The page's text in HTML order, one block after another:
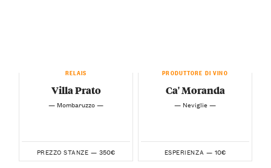
RELAIS
Villa Prato
— Mombaruzzo —
PREZZO STANZE — 350€
PRODUTTORE DI VINO
Ca' Moranda
— Neviglie —
ESPERIENZA — 10€